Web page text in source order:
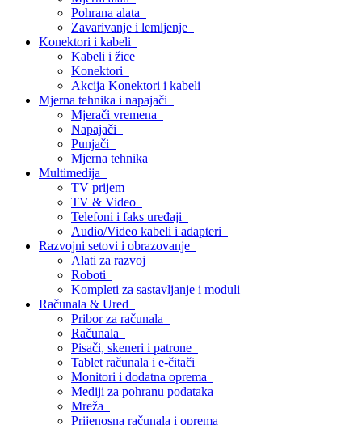
Pohrana alata
Zavarivanje i lemljenje
Konektori i kabeli
Kabeli i žice
Konektori
Akcija Konektori i kabeli
Mjerna tehnika i napajači
Mjerači vremena
Napajači
Punjači
Mjerna tehnika
Multimedija
TV prijem
TV & Video
Telefoni i faks uređaji
Audio/Video kabeli i adapteri
Razvojni setovi i obrazovanje
Alati za razvoj
Roboti
Kompleti za sastavljanje i moduli
Računala & Ured
Pribor za računala
Računala
Pisači, skeneri i patrone
Tablet računala i e-čitači
Monitori i dodatna oprema
Mediji za pohranu podataka
Mreža
Prijenosna računala i oprema